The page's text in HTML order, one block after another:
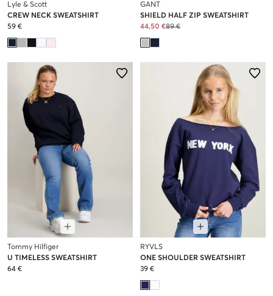
Lyle & Scott
CREW NECK SWEATSHIRT
59 €
GANT
SHIELD HALF ZIP SWEATSHIRT
44,50 €89 €
Tommy Hilfiger
U TIMELESS SWEATSHIRT
64 €
RYVLS
ONE SHOULDER SWEATSHIRT
39 €